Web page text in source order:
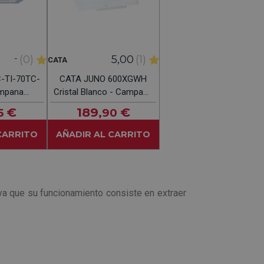
- (0)
TI-70TC-
€
CATA 5,00 (1)
CATA JUNO 600XGWH
Cristal Blanco - Campana
Decorativa 60CM
189,90 €
AÑADIR AL CARRITO
que su funcionamiento consiste en extraer